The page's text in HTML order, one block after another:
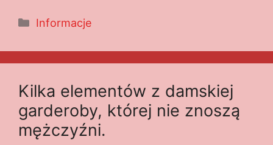
Kategorie
Informacje
Kilka elementów z damskiej
garderoby, której nie znoszą
mężczyźni.